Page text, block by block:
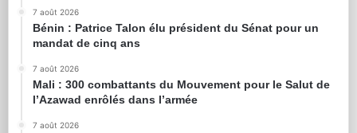
7 août 2026
Bénin : Patrice Talon élu président du Sénat pour un
mandat de cinq ans
7 août 2026
Mali : 300 combattants du Mouvement pour le Salut de
l’Azawad enrôlés dans l’armée
7 août 2026